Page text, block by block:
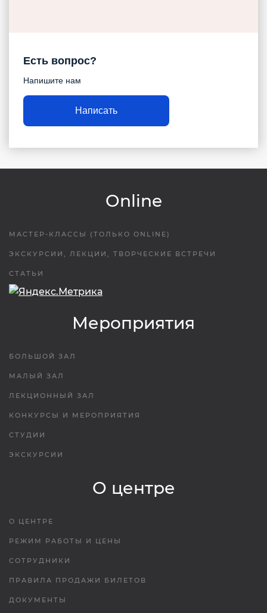
Есть вопрос?
Напишите нам
Написать
Online
МАСТЕР-КЛАССЫ (ТОЛЬКО ONLINE)
ЭКСКУРСИИ, ЛЕКЦИИ, ТВОРЧЕСКИЕ ВСТРЕЧИ
СТАТЬИ
Мероприятия
БОЛЬШОЙ ЗАЛ
МАЛЫЙ ЗАЛ
ЛЕКЦИОННЫЙ ЗАЛ
КОНКУРСЫ И МЕРОПРИЯТИЯ
СТУДИИ
ЭКСКУРСИИ
О центре
О ЦЕНТРЕ
РЕЖИМ РАБОТЫ И ЦЕНЫ
СОТРУДНИКИ
ПРАВИЛА ПРОДАЖИ БИЛЕТОВ
ДОКУМЕНТЫ